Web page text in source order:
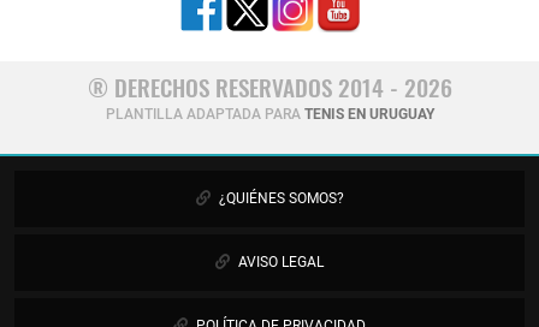
® DERECHOS RESERVADOS 2014 - 2026
PLANTILLA ADAPTADA PARA TENIS EN URUGUAY
¿QUIÉNES SOMOS?
AVISO LEGAL